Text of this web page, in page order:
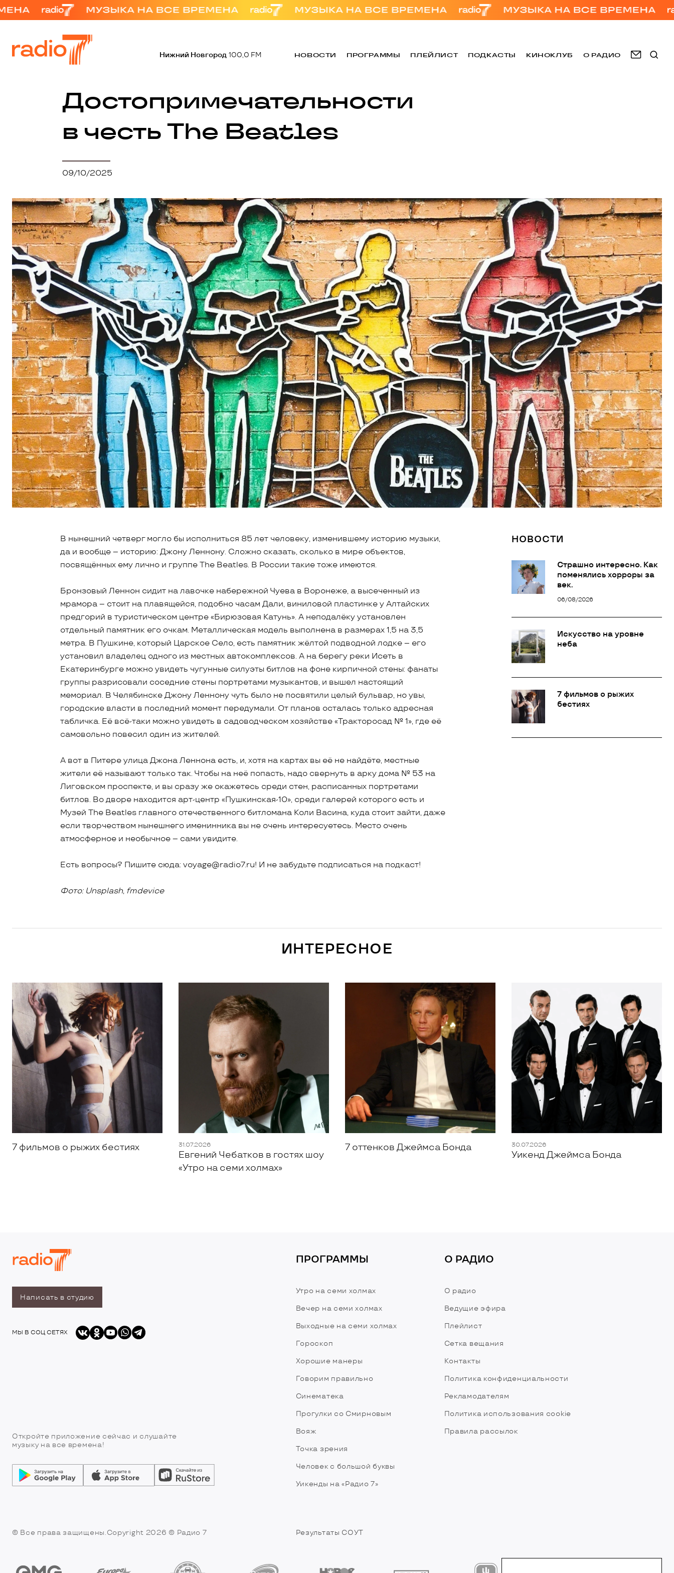
Нижний Новгород 100,0 FM НОВОСТИ ПРОГРАММЫ ПЛЕЙЛИСТ ПОДКАСТЫ КИНОКЛУБ О РАДИО
Достопримечательности
в честь The Beatles
09/10/2025
В нынешний четверг могло бы исполниться 85 лет человеку, изменившему историю музыки,
да и вообще – историю: Джону Леннону. Сложно сказать, сколько в мире объектов,
посвящённых ему лично и группе The Beatles. В России такие тоже имеются.
Бронзовый Леннон сидит на лавочке набережной Чуева в Воронеже, а высеченный из
мрамора – стоит на плавящейся, подобно часам Дали, виниловой пластинке у Алтайских
предгорий в туристическом центре «Бирюзовая Катунь». А неподалёку установлен
отдельный памятник его очкам. Металлическая модель выполнена в размерах 1,5 на 3,5
метра. В Пушкине, который Царское Село, есть памятник жёлтой подводной лодке – его
установил владелец одного из местных автокомплексов. А на берегу реки Исеть в
Екатеринбурге можно увидеть чугунные силуэты битлов на фоне кирпичной стены: фанаты
группы разрисовали соседние стены портретами музыкантов, и вышел настоящий
мемориал. В Челябинске Джону Леннону чуть было не посвятили целый бульвар, но увы,
городские власти в последний момент передумали. От планов осталась только адресная
табличка. Её всё-таки можно увидеть в садоводческом хозяйстве «Тракторосад № 1», где её
самовольно повесил один из жителей.
А вот в Питере улица Джона Леннона есть, и, хотя на картах вы её не найдёте, местные
жители её называют только так. Чтобы на неё попасть, надо свернуть в арку дома № 53 на
Лиговском проспекте, и вы сразу же окажетесь среди стен, расписанных портретами
битлов. Во дворе находится арт-центр «Пушкинская-10», среди галерей которого есть и
Музей The Beatles главного отечественного битломана Коли Васина, куда стоит зайти, даже
если творчеством нынешнего именинника вы не очень интересуетесь. Место очень
атмосферное и необычное – сами увидите.
Есть вопросы? Пишите сюда: voyage@radio7.ru! И не забудьте подписаться на подкаст!
Фото: Unsplash, fmdevice
НОВОСТИ
Страшно интересно. Как
поменялись хорроры за
век.
06/08/2026
Искусство на уровне
неба
7 фильмов о рыжих
бестиях
ИНТЕРЕСНОЕ
7 фильмов о рыжих бестиях 31.07.2026
Евгений Чебатков в гостях шоу
«Утро на семи холмах»
7 оттенков Джеймса Бонда 30.07.2026
Уикенд Джеймса Бонда
ПРОГРАММЫ О РАДИО
Написать в студию
МЫ В СОЦ СЕТЯХ
Откройте приложение сейчас и слушайте
музыку на все времена!
© Все права защищены.Copyright 2026 © Радио 7
Утро на семи холмах
Вечер на семи холмах
Выходные на семи холмах
Гороскоп
Хорошие манеры
Говорим правильно
Синематека
Прогулки со Смирновым
Вояж
Точка зрения
Человек с большой буквы
Уикенды на «Радио 7»
Результаты СОУТ
О радио
Ведущие эфира
Плейлист
Сетка вещания
Контакты
Политика конфиденциальности
Рекламодателям
Политика использования cookie
Правила рассылок